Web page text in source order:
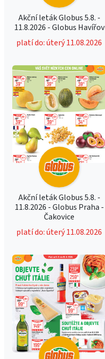
Akční leták Globus 5.8. -
11.8.2026 - Globus Havířov
platí do: úterý 11.08.2026
Akční leták Globus 5.8. -
11.8.2026 - Globus Praha -
Čakovice
platí do: úterý 11.08.2026